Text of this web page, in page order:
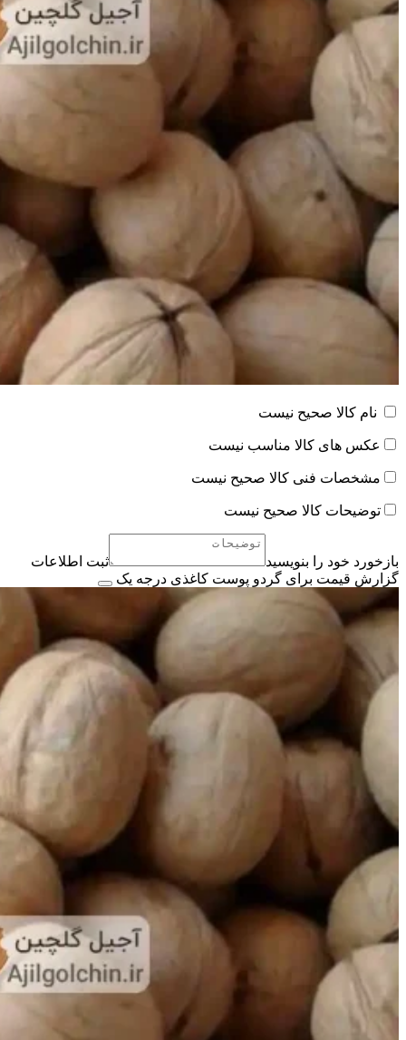
نام کالا صحیح نیست
عکس های کالا مناسب نیست
مشخصات فنی کالا صحیح نیست
توضیحات کالا صحیح نیست
بازخورد خود را بنویسید
ثبت اطلاعات
گزارش قیمت برای گردو پوست کاغذی درجه یک